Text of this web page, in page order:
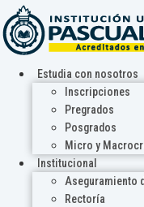
Estudia con nosotros
Inscripciones
Pregrados
Posgrados
Micro y
Institucional
Aseguramiento
Rectoría